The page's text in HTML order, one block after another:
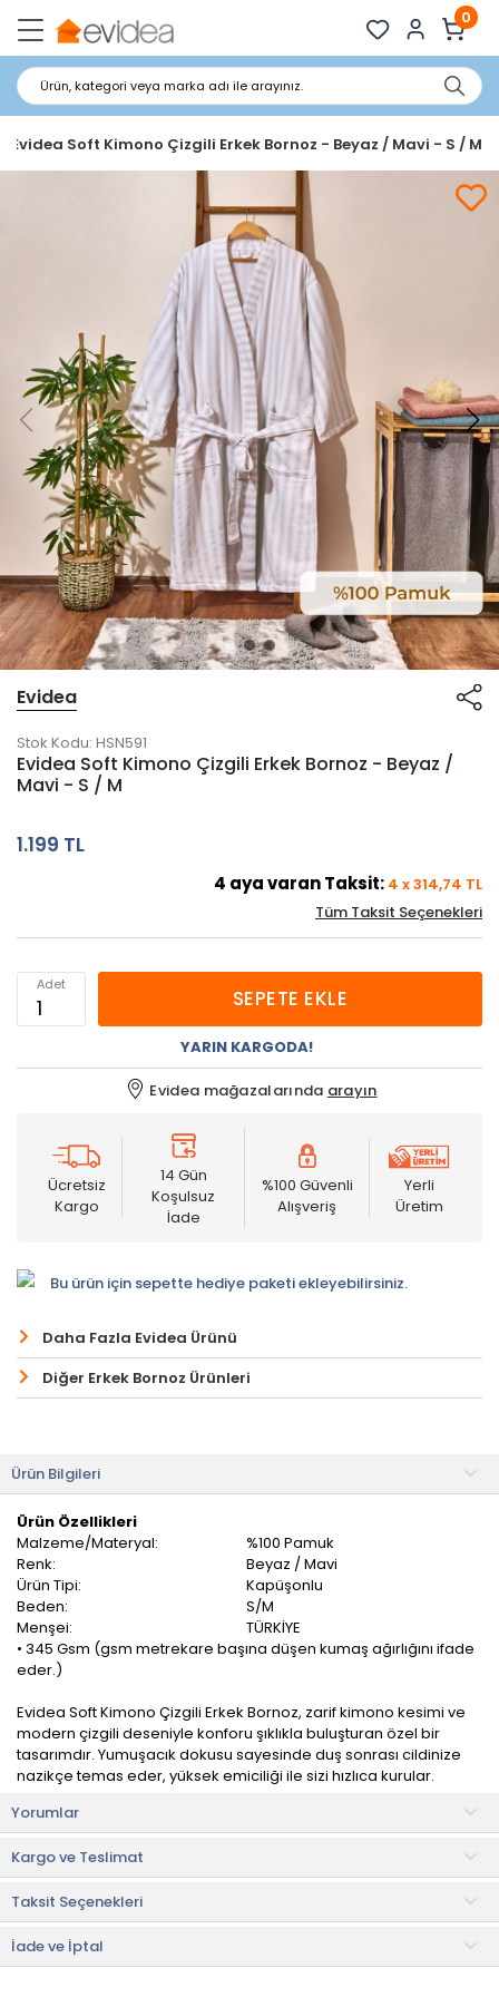
0
Ürün, kategori veya marka adı ile arayınız.
Evidea Soft Kimono Çizgili Erkek Bornoz - Beyaz / Mavi - S / M
Evidea
Stok Kodu: HSN591
Evidea Soft Kimono Çizgili Erkek Bornoz - Beyaz /
Mavi - S / M
1.199 TL
4 aya varan Taksit: 4 x314,74 TL
Tüm Taksit Seçenekleri
Adet
SEPETE EKLE
YARIN KARGODA!
Evidea mağazalarında arayın
Ücretsiz
Kargo
14 Gün
Koşulsuz
İade
%100 Güvenli
Alışveriş
Yerli
Üretim
Bu ürün için sepette hediye paketi ekleyebilirsiniz.
Daha Fazla Evidea Ürünü
Diğer Erkek Bornoz Ürünleri
Ürün Bilgileri
Ürün Özellikleri
Malzeme/Materyal:
%100 Pamuk
Renk:
Beyaz / Mavi
Ürün Tipi:
Kapüşonlu
Beden:
S/M
Menşei:
TÜRKİYE
• 345 Gsm (gsm metrekare başına düşen kumaş ağırlığını ifade
eder.)
Evidea Soft Kimono Çizgili Erkek Bornoz, zarif kimono kesimi ve
modern çizgili deseniyle konforu şıklıkla buluşturan özel bir
tasarımdır. Yumuşacık dokusu sayesinde duş sonrası cildinize
nazikçe temas eder, yüksek emiciliği ile sizi hızlıca kurular.
Nefes alabilen yapısıyla terlemeyi önler ve uzun süreli
kullanımlarda bile ferah bir his sağlar. Kimono tarzı geniş yakası,
bornoza modern bir hava katarken, dayanıklı dikişleri uzun
ömürlü kullanım imkânı verir. Ayarlanabilir kuşak detayı
sayesinde vücudunuza tam oturur ve rahat bir giyim deneyimi
sunar.
Sadece evde değil, spa, havuz veya tatil gibi farklı ortamlarda
Yorumlar
Kargo ve Teslimat
Taksit Seçenekleri
İade ve İptal